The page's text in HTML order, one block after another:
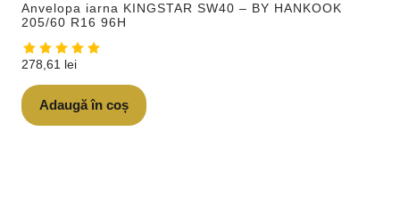
Anvelopa iarna KINGSTAR SW40 – BY HANKOOK
205/60 R16 96H
278,61 lei
Adaugă în coș